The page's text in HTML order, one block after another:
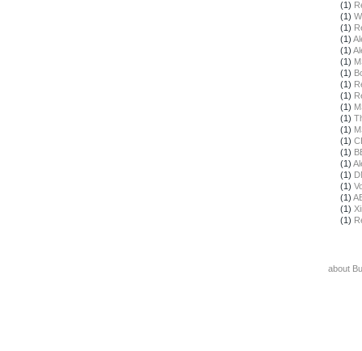
(1)
(1)
(1)
(1)
(1)
(1)
(1)
(1)
(1)
(1)
(1)
(1)
(1)
(1)
(1)
(1)
(1)
(1)
(1)
(1)
about